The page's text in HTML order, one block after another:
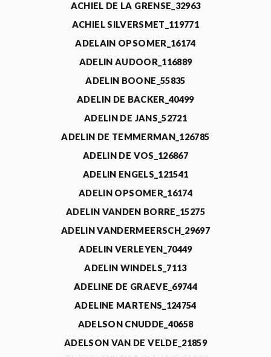
ACHIEL DE LA GRENSE_32963
ACHIEL SILVERSMET_119771
ADELAIN OPSOMER_16174
ADELIN AUDOOR_116889
ADELIN BOONE_55835
ADELIN DE BACKER_40499
ADELIN DE JANS_52721
ADELIN DE TEMMERMAN_126785
ADELIN DE VOS_126867
ADELIN ENGELS_121541
ADELIN OPSOMER_16174
ADELIN VANDEN BORRE_15275
ADELIN VANDERMEERSCH_29697
ADELIN VERLEYEN_70449
ADELIN WINDELS_7113
ADELINE DE GRAEVE_69744
ADELINE MARTENS_124754
ADELSON CNUDDE_40658
ADELSON VAN DE VELDE_21859